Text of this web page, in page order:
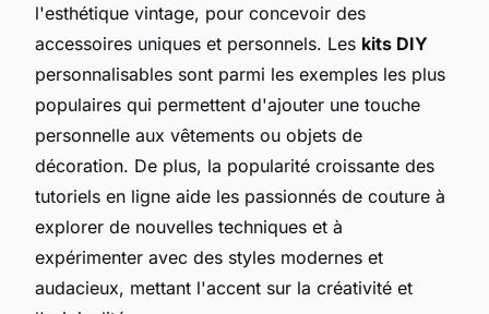
l'esthétique vintage, pour concevoir des
accessoires uniques et personnels. Les kits DIY
personnalisables sont parmi les exemples les plus
populaires qui permettent d'ajouter une touche
personnelle aux vêtements ou objets de
décoration. De plus, la popularité croissante des
tutoriels en ligne aide les passionnés de couture à
explorer de nouvelles techniques et à
expérimenter avec des styles modernes et
audacieux, mettant l'accent sur la créativité et